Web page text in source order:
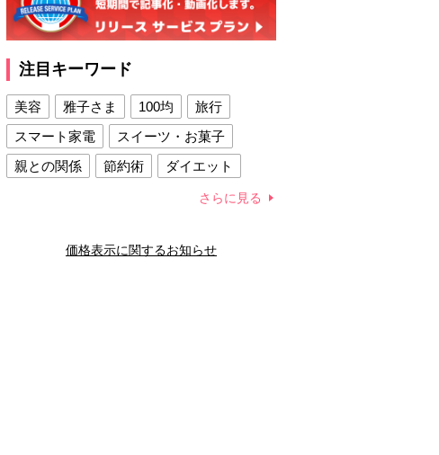
注目キーワード
美容 雅子さま 100均
旅行
スマート家電
スイーツ・お菓子
親との関係
節約術
ダイエット
夫との関係
新津春子 どか食い
さらに見る
価格表示に関するお知らせ